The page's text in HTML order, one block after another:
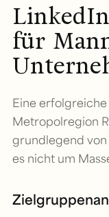
für
Eine
Metropolregion
grundlegend von
es nicht um